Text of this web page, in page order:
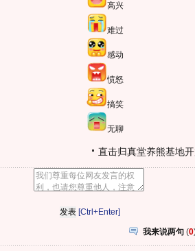
高兴
难过
感动
愤怒
搞笑
无聊
直击归真堂养熊基地
[Ctrl+Enter]
我来说两句 (0